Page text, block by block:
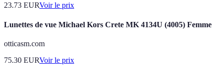
23.73 EURVoir le prix
Lunettes de vue Michael Kors Crete MK 4134U (4005) Femme
otticasm.com
75.30 EURVoir le prix